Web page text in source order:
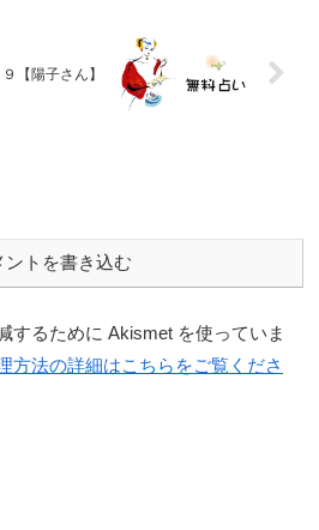
【陽子さん】
ントを書き込む
するために Akismet を使っていま
方法の詳細はこちらをご覧くださ